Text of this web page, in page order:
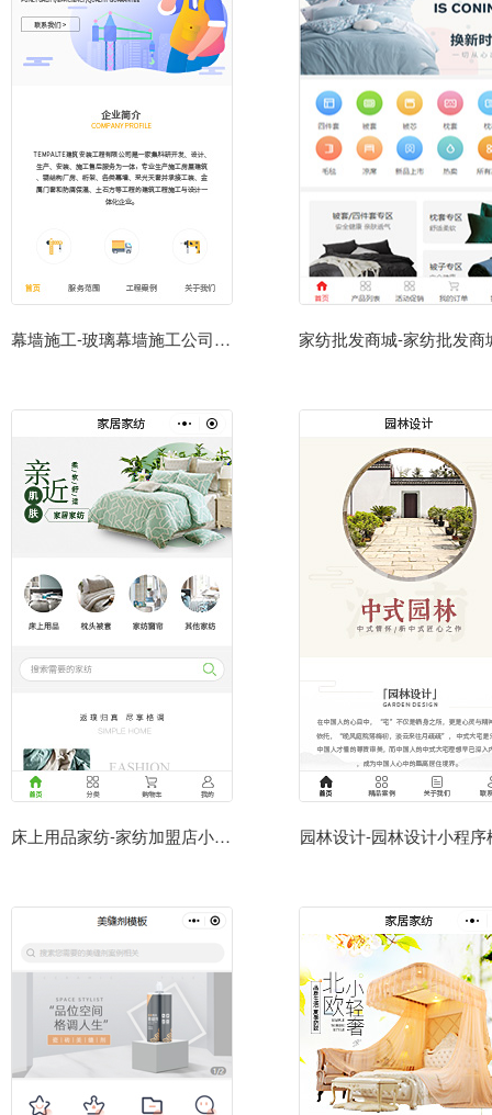
幕墙施工-玻璃幕墙施工公司小程序模板
床上用品家纺-家纺加盟店小程序 园林设计-园林设计小程序